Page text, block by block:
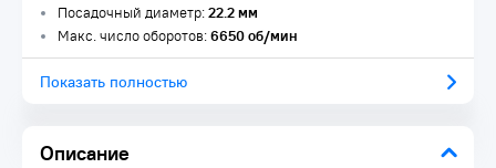
Описание
Посадочный диаметр:22.2 мм
Макс. число оборотов:6650 об/мин
Показать полностью